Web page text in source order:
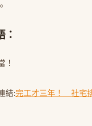
：
！
結:完工才三年！ 社宅